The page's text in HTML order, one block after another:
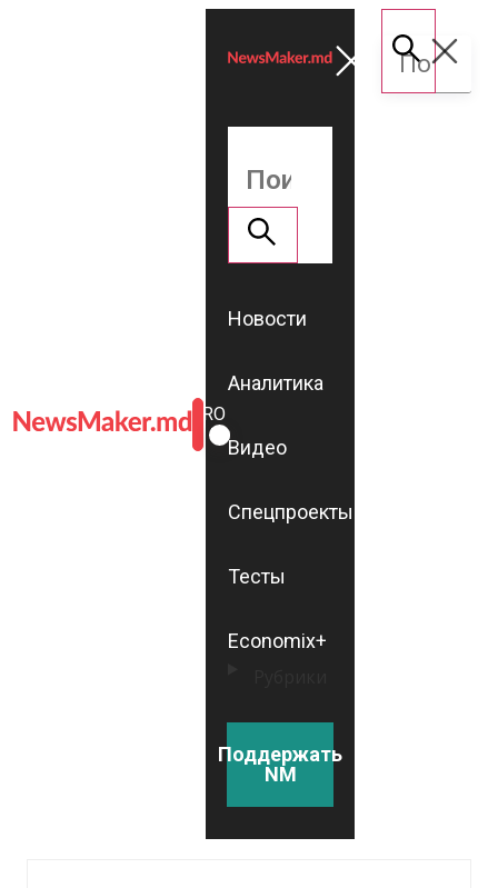
ROMÂNĂ
RU
Новости
Аналитика
Видео
Спецпроекты
Тесты
Economix+
Поддержать
NM